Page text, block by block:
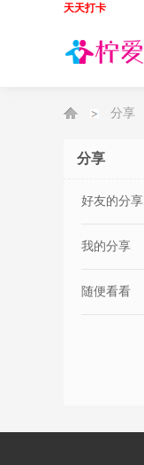
天天打卡
分享
分享
好友的分享
我的分享
随便看看